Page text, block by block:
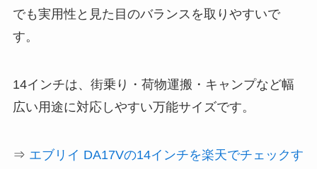
でも実用性と見た目のバランスを取りやすいで
す。
14インチは、街乗り・荷物運搬・キャンプなど幅
広い用途に対応しやすい万能サイズです。
⇒ エブリイ DA17Vの14インチを楽天でチェックす